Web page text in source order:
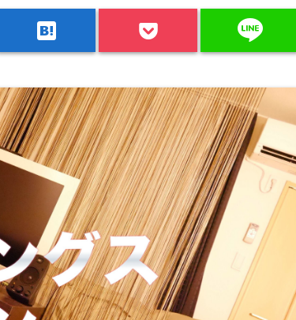
hatenabookmark line